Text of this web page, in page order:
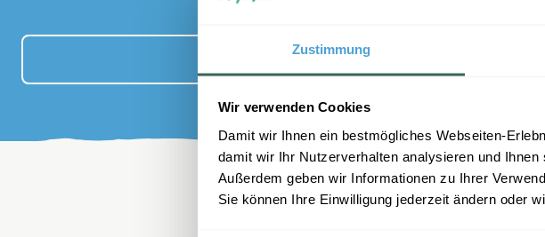
Zustimmung
Wir verwenden Cookies
Damit wir Ihnen ein bestmögliches Webseiten-
damit wir Ihr Nutzerverhalten analysieren und
Außerdem geben wir Informationen zu Ihrer
Sie können Ihre Einwilligung jederzeit ändern oder
Anmelden